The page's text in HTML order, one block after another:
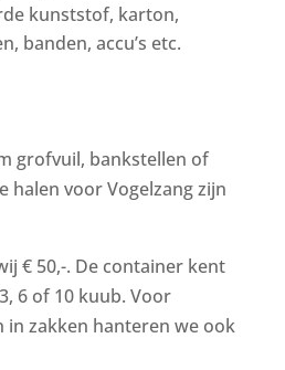
kunststof, karton,
banden, accu’s etc.
grofvuil, bankstellen of
halen voor Vogelzang zijn
€ 50,-. De container kent
6 of 10 kuub. Voor
in zakken hanteren we ook